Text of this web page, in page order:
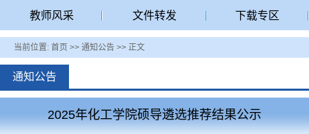
教师风采 文件转发 下载专区
当前位置: 首页 >> 通知公告 >> 正文
通知公告
2025年化工学院硕导遴选推荐结果公示